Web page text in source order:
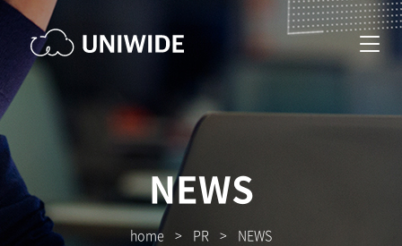
NEWS
home > PR > NEWS